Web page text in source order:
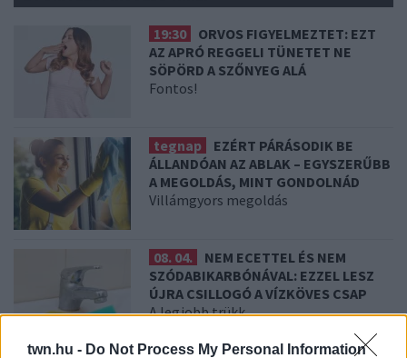
twn.hu - Do Not Process My Personal Information
19:30
ORVOS FIGYELMEZTET: EZT
AZ APRÓ REGGELI TÜNETET NE
SÖPÖRD A SZŐNYEG ALÁ
Fontos!
tegnap
EZÉRT PÁRÁSODIK BE
ÁLLANDÓAN AZ ABLAK – EGYSZERŰBB
A MEGOLDÁS, MINT GONDOLNÁD
Villámgyors megoldás
08. 04.
NEM ECETTEL ÉS NEM
SZÓDABIKARBÓNÁVAL: EZZEL LESZ
ÚJRA CSILLOGÓ A VÍZKÖVES CSAP
A legjobb trükk